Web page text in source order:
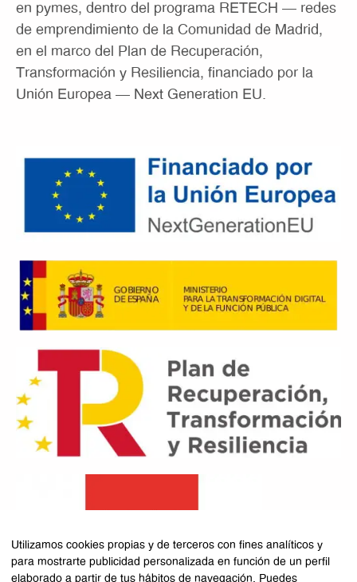
en pymes, dentro del programa RETECH – redes
de emprendimiento de la Comunidad de Madrid,
en el marco del Plan de Recuperación,
Transformación y Resiliencia, financiado por la
Unión Europea – Next Generation EU.
Utilizamos cookies propias y de terceros con fines analíticos y
para mostrarte publicidad personalizada en función de un perfil
elaborado a partir de tus hábitos de navegación. Puedes